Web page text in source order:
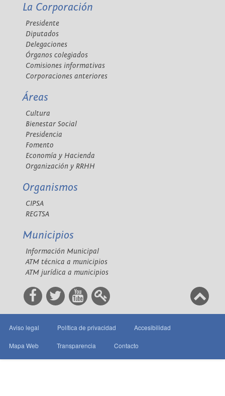
La Corporación
Presidente
Diputados
Delegaciones
Órganos colegiados
Comisiones informativas
Corporaciones anteriores
Áreas
Cultura
Bienestar Social
Presidencia
Fomento
Economía y Hacienda
Organización y RRHH
Organismos
CIPSA
REGTSA
Municipios
Información Municipal
ATM técnica a municipios
ATM jurídica a municipios
Aviso legal Política de privacidad Accesibilidad
Mapa Web Transparencia Contacto